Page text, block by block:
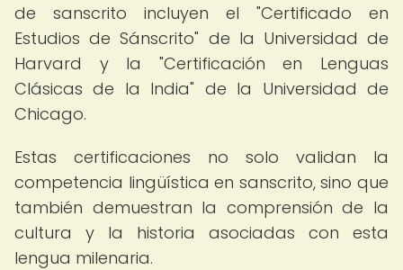
de sanscrito incluyen el "Certificado en
Estudios de Sánscrito" de la Universidad de
Harvard y la "Certificación en Lenguas
Clásicas de la India" de la Universidad de
Chicago.
Estas certificaciones no solo validan la
competencia lingüística en sanscrito, sino que
también demuestran la comprensión de la
cultura y la historia asociadas con esta
lengua milenaria.